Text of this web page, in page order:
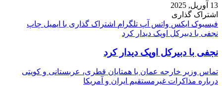
13 آوریل, 2025
اشتراک گذاری
فیسبوک ایکس واتس آپ تلگرام اشتراک گذاری با ایمیل چاپ
نجفی با دبیرکل اوپک دیدار کرد
نجفی با دبیرکل اوپک دیدار کرد
تماس وزیر خارجه عمان با همتایان قطری، عربستانی و کویتی
درباره مذاکرات غیرمستقیم ایران و آمریکا